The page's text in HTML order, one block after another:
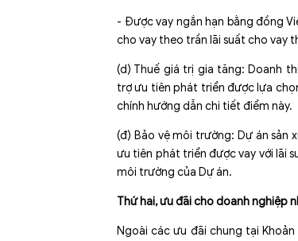
- Được vay ngắn hạn bằng đồng
cho vay theo trần lãi suất cho vay
(d) Thuế giá trị gia tăng: Doanh
trợ ưu tiên phát triển được lựa
chính hướng dẫn chi tiết điểm này.
(đ) Bảo vệ môi trường: Dự án sản
ưu tiên phát triển được vay với lãi
môi trường của Dự án.
Thứ hai, ưu đãi cho doanh nghiệp
Ngoài các ưu đãi chung tại